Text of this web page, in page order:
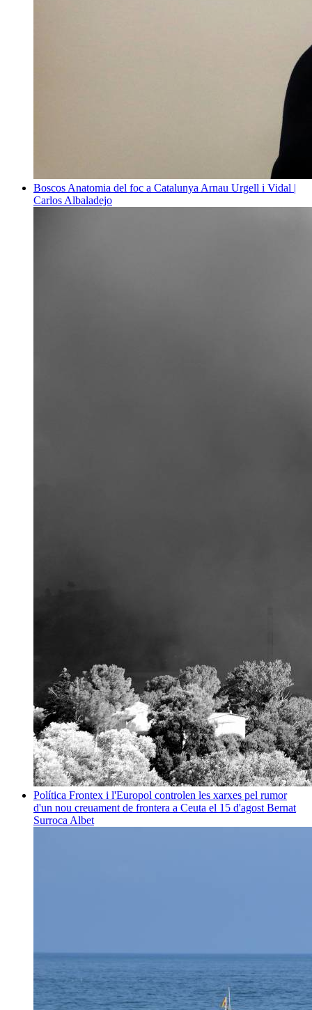
Boscos Anatomia del foc a Catalunya Arnau Urgell i Vidal |
Carlos Albaladejo
Política Frontex i l'Europol controlen les xarxes pel rumor
d'un nou creuament de frontera a Ceuta el 15 d'agost Bernat
Surroca Albet